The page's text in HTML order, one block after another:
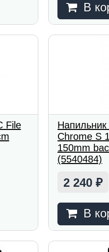
В
File
Chrome S
150mm
(5540484)
2 240₽
В